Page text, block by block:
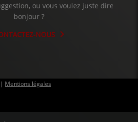
ou vous voulez juste dire
bonjour ?
NOUS
| Mentions légales